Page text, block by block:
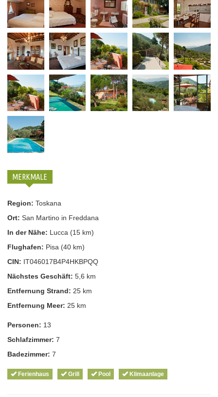
MERKMALE
Region: Toskana
Ort: San Martino in Freddana
In der Nähe: Lucca (15 km)
Flughafen: Pisa (40 km)
CIN: IT046017B4P4HKBPQQ
Nächstes Geschäft: 5,6 km
Entfernung Strand: 25 km
Entfernung Meer: 25 km
Personen: 13
Schlafzimmer: 7
Badezimmer: 7
Ferienhaus Grill Pool Klimaanlage